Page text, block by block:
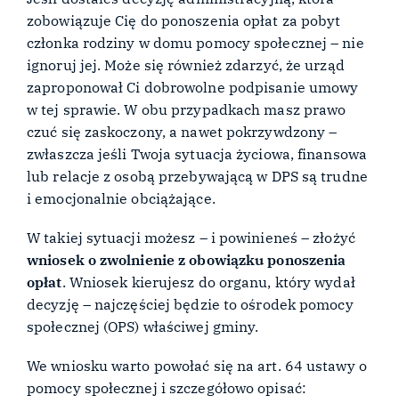
zobowiązuje Cię do ponoszenia opłat za pobyt
członka rodziny w domu pomocy społecznej – nie
ignoruj jej. Może się również zdarzyć, że urząd
zaproponował Ci dobrowolne podpisanie umowy
w tej sprawie. W obu przypadkach masz prawo
czuć się zaskoczony, a nawet pokrzywdzony –
zwłaszcza jeśli Twoja sytuacja życiowa, finansowa
lub relacje z osobą przebywającą w DPS są trudne
i emocjonalnie obciążające.
W takiej sytuacji możesz – i powinieneś – złożyć
wniosek o zwolnienie z obowiązku ponoszenia
opłat. Wniosek kierujesz do organu, który wydał
decyzję – najczęściej będzie to ośrodek pomocy
społecznej (OPS) właściwej gminy.
We wniosku warto powołać się na art. 64 ustawy o
pomocy społecznej i szczegółowo opisać: